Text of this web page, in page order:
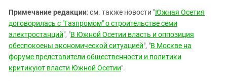
Примечание редакции: см. также новости "Южная Осетия
договорилась с "Газпромом" о строительстве семи
электростанций", "В Южной Осетии власть и оппозиция
обеспокоены экономической ситуацией", "В Москве на
форуме представители общественности и политики
критикуют власти Южной Осетии".